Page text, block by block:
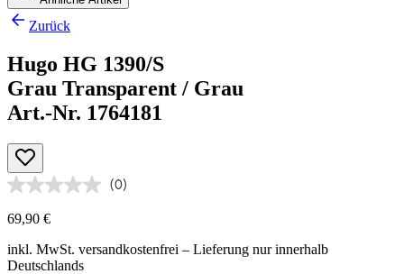
Zurück
Hugo HG 1390/S
Grau Transparent / Grau
Art.-Nr. 1764181
(0)
69,90 €
inkl. MwSt. versandkostenfrei – Lieferung nur innerhalb
Deutschlands